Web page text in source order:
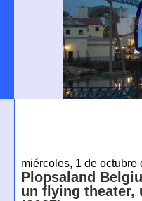
miércoles, 1 de octubre
Plopsaland
un flying theater,